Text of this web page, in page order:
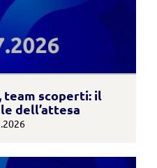
scoperti: il
dell’attesa